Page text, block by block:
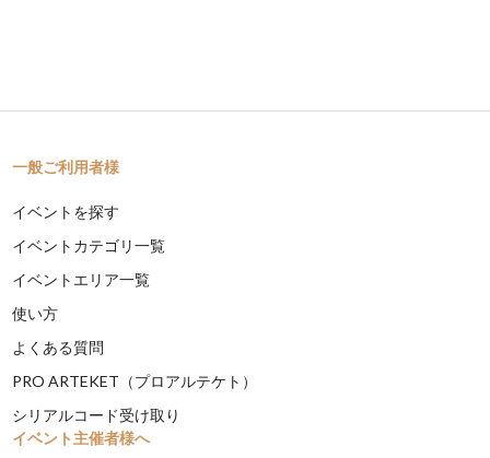
一般ご利用者様
イベントを探す
イベントカテゴリ一覧
イベントエリア一覧
使い方
よくある質問
PRO ARTEKET（プロアルテケト）
シリアルコード受け取り
イベント主催者様へ